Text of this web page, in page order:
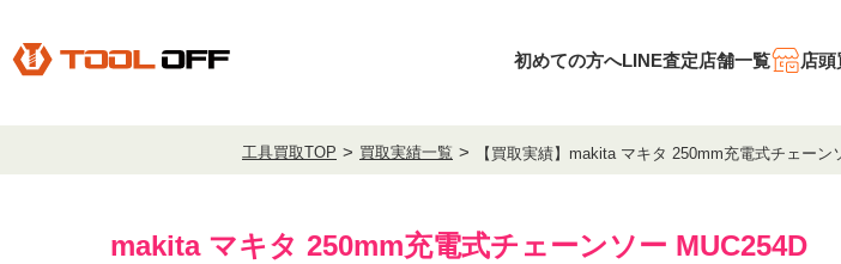
初めての方へLINE査定店舗一覧 店頭
工具買取TOP 買取実績一覧 【買取実績】makita マキタ 250mm充電式チェー
makita マキタ 250mm充電式チェーンソー MUC254D